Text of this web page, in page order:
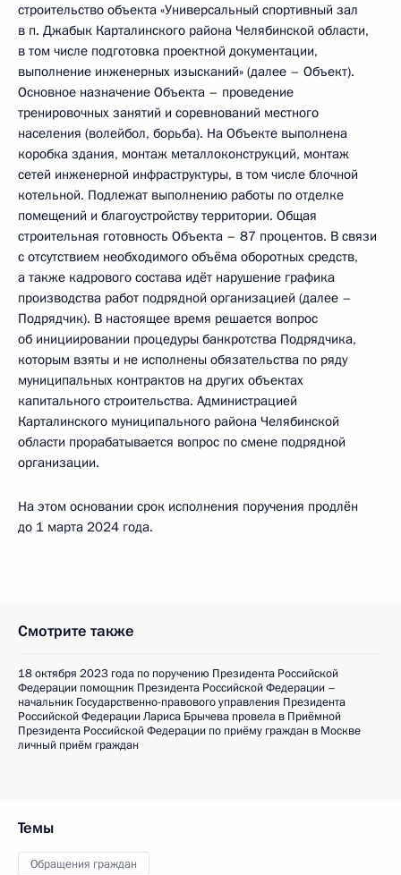
строительство объекта «Универсальный спортивный зал
в п. Джабык Карталинского района Челябинской области,
в том числе подготовка проектной документации,
выполнение инженерных изысканий» (далее – Объект).
Основное назначение Объекта – проведение
тренировочных занятий и соревнований местного
населения (волейбол, борьба). На Объекте выполнена
коробка здания, монтаж металлоконструкций, монтаж
сетей инженерной инфраструктуры, в том числе блочной
котельной. Подлежат выполнению работы по отделке
помещений и благоустройству территории. Общая
строительная готовность Объекта – 87 процентов. В связи
с отсутствием необходимого объёма оборотных средств,
а также кадрового состава идёт нарушение графика
производства работ подрядной организацией (далее –
Подрядчик). В настоящее время решается вопрос
об инициировании процедуры банкротства Подрядчика,
которым взяты и не исполнены обязательства по ряду
муниципальных контрактов на других объектах
капитального строительства. Администрацией
Карталинского муниципального района Челябинской
области прорабатывается вопрос по смене подрядной
организации.
На этом основании срок исполнения поручения продлён
до 1 марта 2024 года.
Смотрите также
18 октября 2023 года по поручению Президента Российской
Федерации помощник Президента Российской Федерации –
начальник Государственно-правового управления Президента
Российской Федерации Лариса Брычева провела в Приёмной
Президента Российской Федерации по приёму граждан в Москве
личный приём граждан
Темы
Обращения граждан